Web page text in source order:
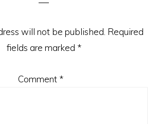
will not be published. Required
fields are marked *
Comment *